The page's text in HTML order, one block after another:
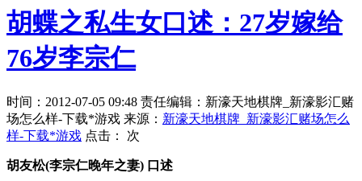
胡蝶之私生女口述：27岁嫁给
76岁李宗仁
时间：2012-07-05 09:48 责任编辑：新濠天地棋牌_新濠影汇赌
场怎么样-下载*游戏 来源： 新濠天地棋牌_新濠影汇赌场怎么
样-下载*游戏 点击： 次
胡友松(李宗仁晚年之妻) 口述